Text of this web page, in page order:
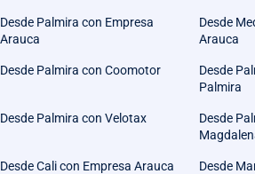
Desde Palmira con Empresa
Arauca
Desde
Arauca
Desde Palmira con Coomotor
Desde
Palmira
Desde Palmira con Velotax
Desde
Desde Cali con Empresa Arauca
Desde